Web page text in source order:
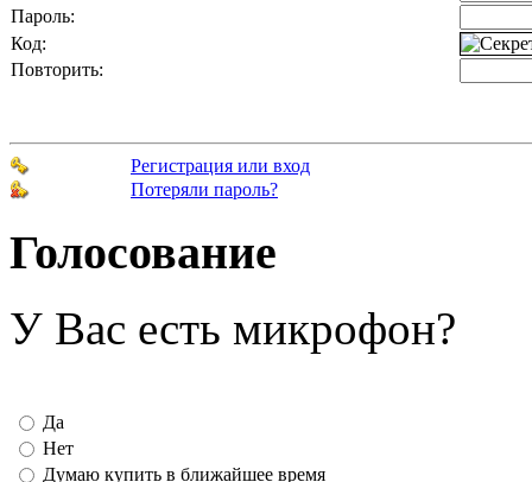
Пароль:
Код:
Повторить:
Регистрация или вход
Потеряли пароль?
Голосование
У Вас есть микрофон?
Да
Нет
Думаю купить в ближайшее время